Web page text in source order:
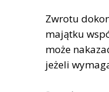
Zwrotu
majątku
może
jeżeli